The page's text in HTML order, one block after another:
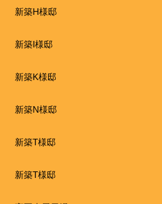
新築H様邸
新築I様邸
新築K様邸
新築N様邸
新築T様邸
新築T様邸